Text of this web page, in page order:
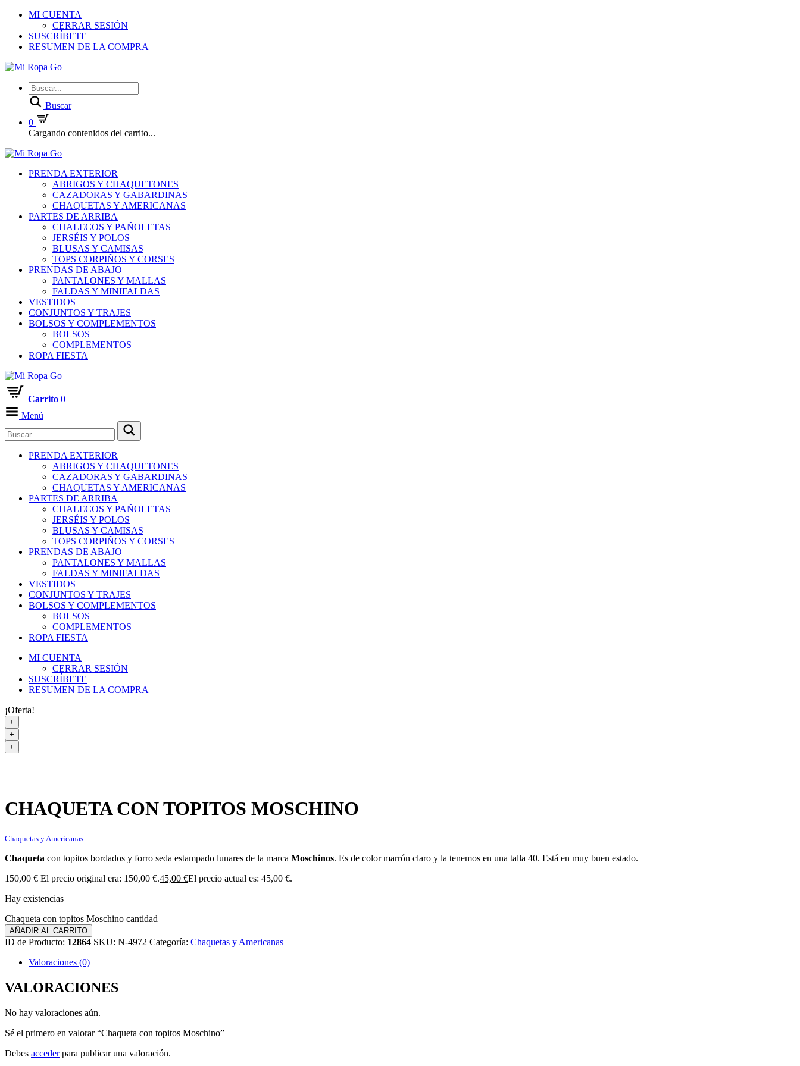
MI CUENTA
CERRAR SESIÓN
SUSCRÍBETE
RESUMEN DE LA COMPRA
Buscar
0
Cargando contenidos del carrito...
PRENDA EXTERIOR
ABRIGOS Y CHAQUETONES
CAZADORAS Y GABARDINAS
CHAQUETAS Y AMERICANAS
PARTES DE ARRIBA
CHALECOS Y PAÑOLETAS
JERSÉIS Y POLOS
BLUSAS Y CAMISAS
TOPS CORPIÑOS Y CORSES
PRENDAS DE ABAJO
PANTALONES Y MALLAS
FALDAS Y MINIFALDAS
VESTIDOS
CONJUNTOS Y TRAJES
BOLSOS Y COMPLEMENTOS
BOLSOS
COMPLEMENTOS
ROPA FIESTA
Carrito 0
Menú
PRENDA EXTERIOR
ABRIGOS Y CHAQUETONES
CAZADORAS Y GABARDINAS
CHAQUETAS Y AMERICANAS
PARTES DE ARRIBA
CHALECOS Y PAÑOLETAS
JERSÉIS Y POLOS
BLUSAS Y CAMISAS
TOPS CORPIÑOS Y CORSES
PRENDAS DE ABAJO
PANTALONES Y MALLAS
FALDAS Y MINIFALDAS
VESTIDOS
CONJUNTOS Y TRAJES
BOLSOS Y COMPLEMENTOS
BOLSOS
COMPLEMENTOS
ROPA FIESTA
MI CUENTA
CERRAR SESIÓN
SUSCRÍBETE
RESUMEN DE LA COMPRA
¡Oferta!
+
+
+
CHAQUETA CON TOPITOS MOSCHINO
Chaquetas y Americanas
Chaqueta con topitos bordados y forro seda estampado lunares de la marca Moschinos. Es de color marrón claro y la tenemos en una talla 40. Está en muy buen estado.
150,00€ El precio original era: 150,00 €.45,00 €El precio actual es: 45,00 €.
Hay existencias
Chaqueta con topitos Moschino cantidad
AÑADIR AL CARRITO
ID de Producto: 12864 SKU: N-4972 Categoría: Chaquetas y Americanas
Valoraciones (0)
VALORACIONES
No hay valoraciones aún.
Sé el primero en valorar “Chaqueta con topitos Moschino”
Debes accederpara publicar una valoración.